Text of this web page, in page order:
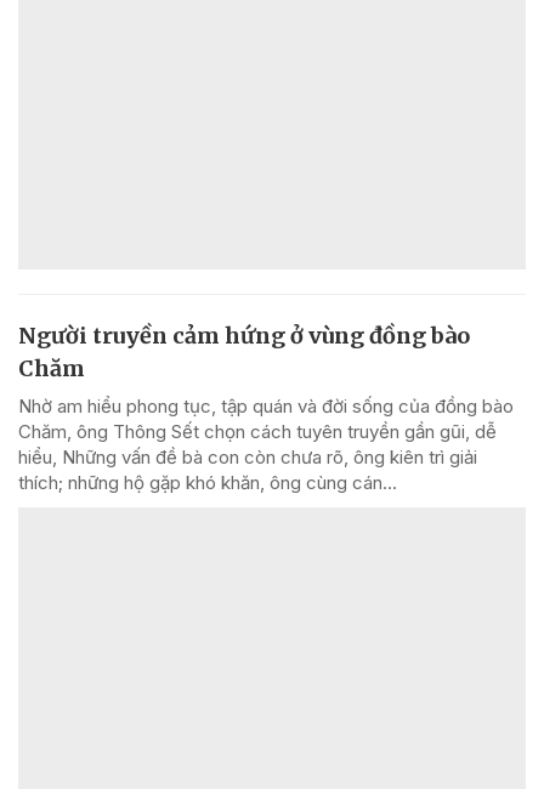
Người truyền cảm hứng ở vùng đồng bào
Chăm
Nhờ am hiểu phong tục, tập quán và đời sống của đồng bào
Chăm, ông Thông Sết chọn cách tuyên truyền gần gũi, dễ
hiểu, Những vấn đề bà con còn chưa rõ, ông kiên trì giải
thích; những hộ gặp khó khăn, ông cùng cán...